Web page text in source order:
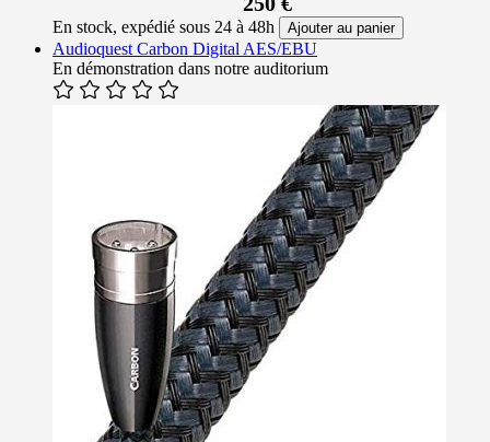
En stock, expédié sous 24 à 48h Ajouter au panier
Audioquest Carbon Digital AES/EBU
En démonstration dans notre auditorium